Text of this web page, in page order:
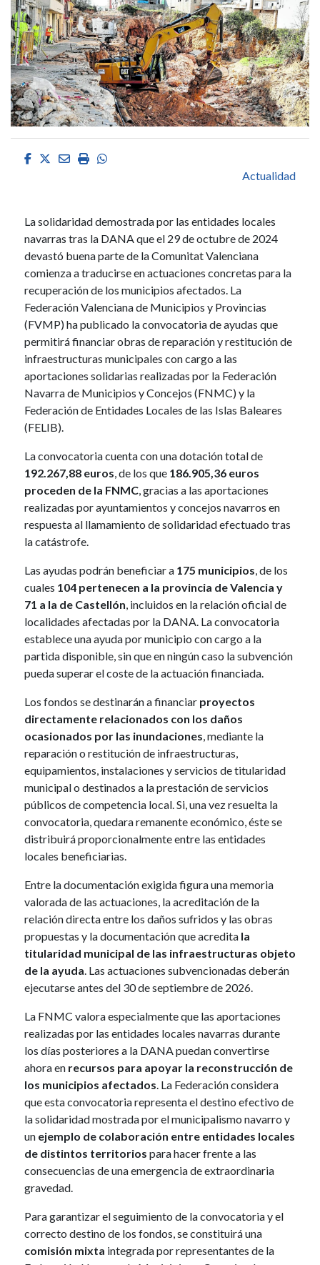
Facebook
Twitter
EmailImprimirWhatsapp
Actualidad
La solidaridad demostrada por las entidades locales
navarras tras la DANA que el 29 de octubre de 2024
devastó buena parte de la Comunitat Valenciana
comienza a traducirse en actuaciones concretas para la
recuperación de los municipios afectados. La
Federación Valenciana de Municipios y Provincias
(FVMP) ha publicado la convocatoria de ayudas que
permitirá financiar obras de reparación y restitución de
infraestructuras municipales con cargo a las
aportaciones solidarias realizadas por la Federación
Navarra de Municipios y Concejos (FNMC) y la
Federación de Entidades Locales de las Islas Baleares
(FELIB).
La convocatoria cuenta con una dotación total de
192.267,88 euros, de los que 186.905,36 euros
proceden de la FNMC, gracias a las aportaciones
realizadas por ayuntamientos y concejos navarros en
respuesta al llamamiento de solidaridad efectuado tras
la catástrofe.
Las ayudas podrán beneficiar a 175 municipios, de los
cuales 104 pertenecen a la provincia de Valencia y
71 a la de Castellón, incluidos en la relación oficial de
localidades afectadas por la DANA. La convocatoria
establece una ayuda por municipio con cargo a la
partida disponible, sin que en ningún caso la subvención
pueda superar el coste de la actuación financiada.
Los fondos se destinarán a financiar proyectos
directamente relacionados con los daños
ocasionados por las inundaciones, mediante la
reparación o restitución de infraestructuras,
equipamientos, instalaciones y servicios de titularidad
municipal o destinados a la prestación de servicios
públicos de competencia local. Si, una vez resuelta la
convocatoria, quedara remanente económico, éste se
distribuirá proporcionalmente entre las entidades
locales beneficiarias.
Entre la documentación exigida figura una memoria
valorada de las actuaciones, la acreditación de la
relación directa entre los daños sufridos y las obras
propuestas y la documentación que acredita la
titularidad municipal de las infraestructuras objeto
de la ayuda. Las actuaciones subvencionadas deberán
ejecutarse antes del 30 de septiembre de 2026.
La FNMC valora especialmente que las aportaciones
realizadas por las entidades locales navarras durante
los días posteriores a la DANA puedan convertirse
ahora en recursos para apoyar la reconstrucción de
los municipios afectados. La Federación considera
que esta convocatoria representa el destino efectivo de
la solidaridad mostrada por el municipalismo navarro y
un ejemplo de colaboración entre entidades locales
de distintos territorios para hacer frente a las
consecuencias de una emergencia de extraordinaria
gravedad.
Para garantizar el seguimiento de la convocatoria y el
correcto destino de los fondos, se constituirá una
comisión mixta integrada por representantes de la